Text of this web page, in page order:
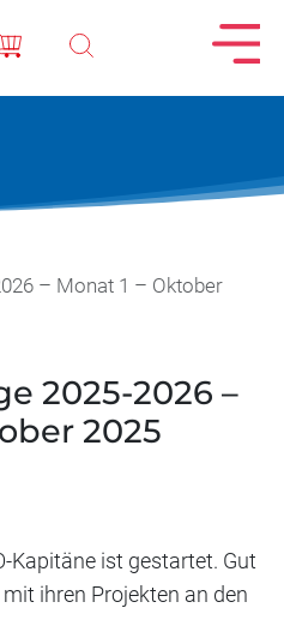
– Monat 1 – Oktober
2025-2026 –
2025
Kapitäne ist gestartet. Gut
ihren Projekten an den